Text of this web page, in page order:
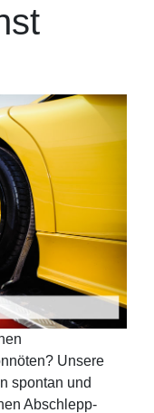
Unsere
spontan und
Abschlepp-